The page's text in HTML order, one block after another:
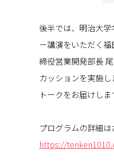
後半では、明治大
ー講演をいただく
締役営業開発部長
カッションを実施
トークをお届けし
プログラムの詳細は
https://